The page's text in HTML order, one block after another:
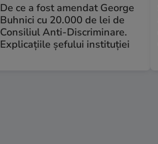
De ce a fost amendat George
Buhnici cu 20.000 de lei de
Consiliul Anti-Discriminare.
Explicațiile șefului instituției